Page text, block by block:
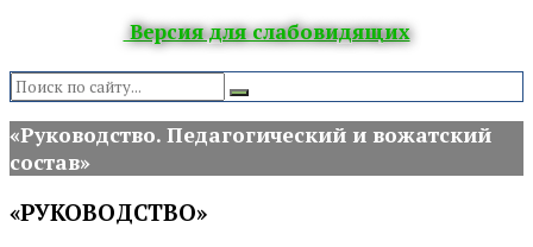
Версия для слабовидящих
Search:
«Руководство. Педагогический и вожатский
состав»
«РУКОВОДСТВО»